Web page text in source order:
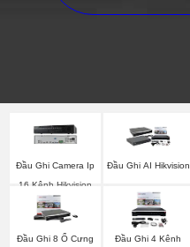
Đầu Ghi Camera Ip
16 Kênh Hikvision
Đầu Ghi AI Hikvision
Đầu Ghi 8 Ổ Cưng
Đầu Ghi 4 Kênh